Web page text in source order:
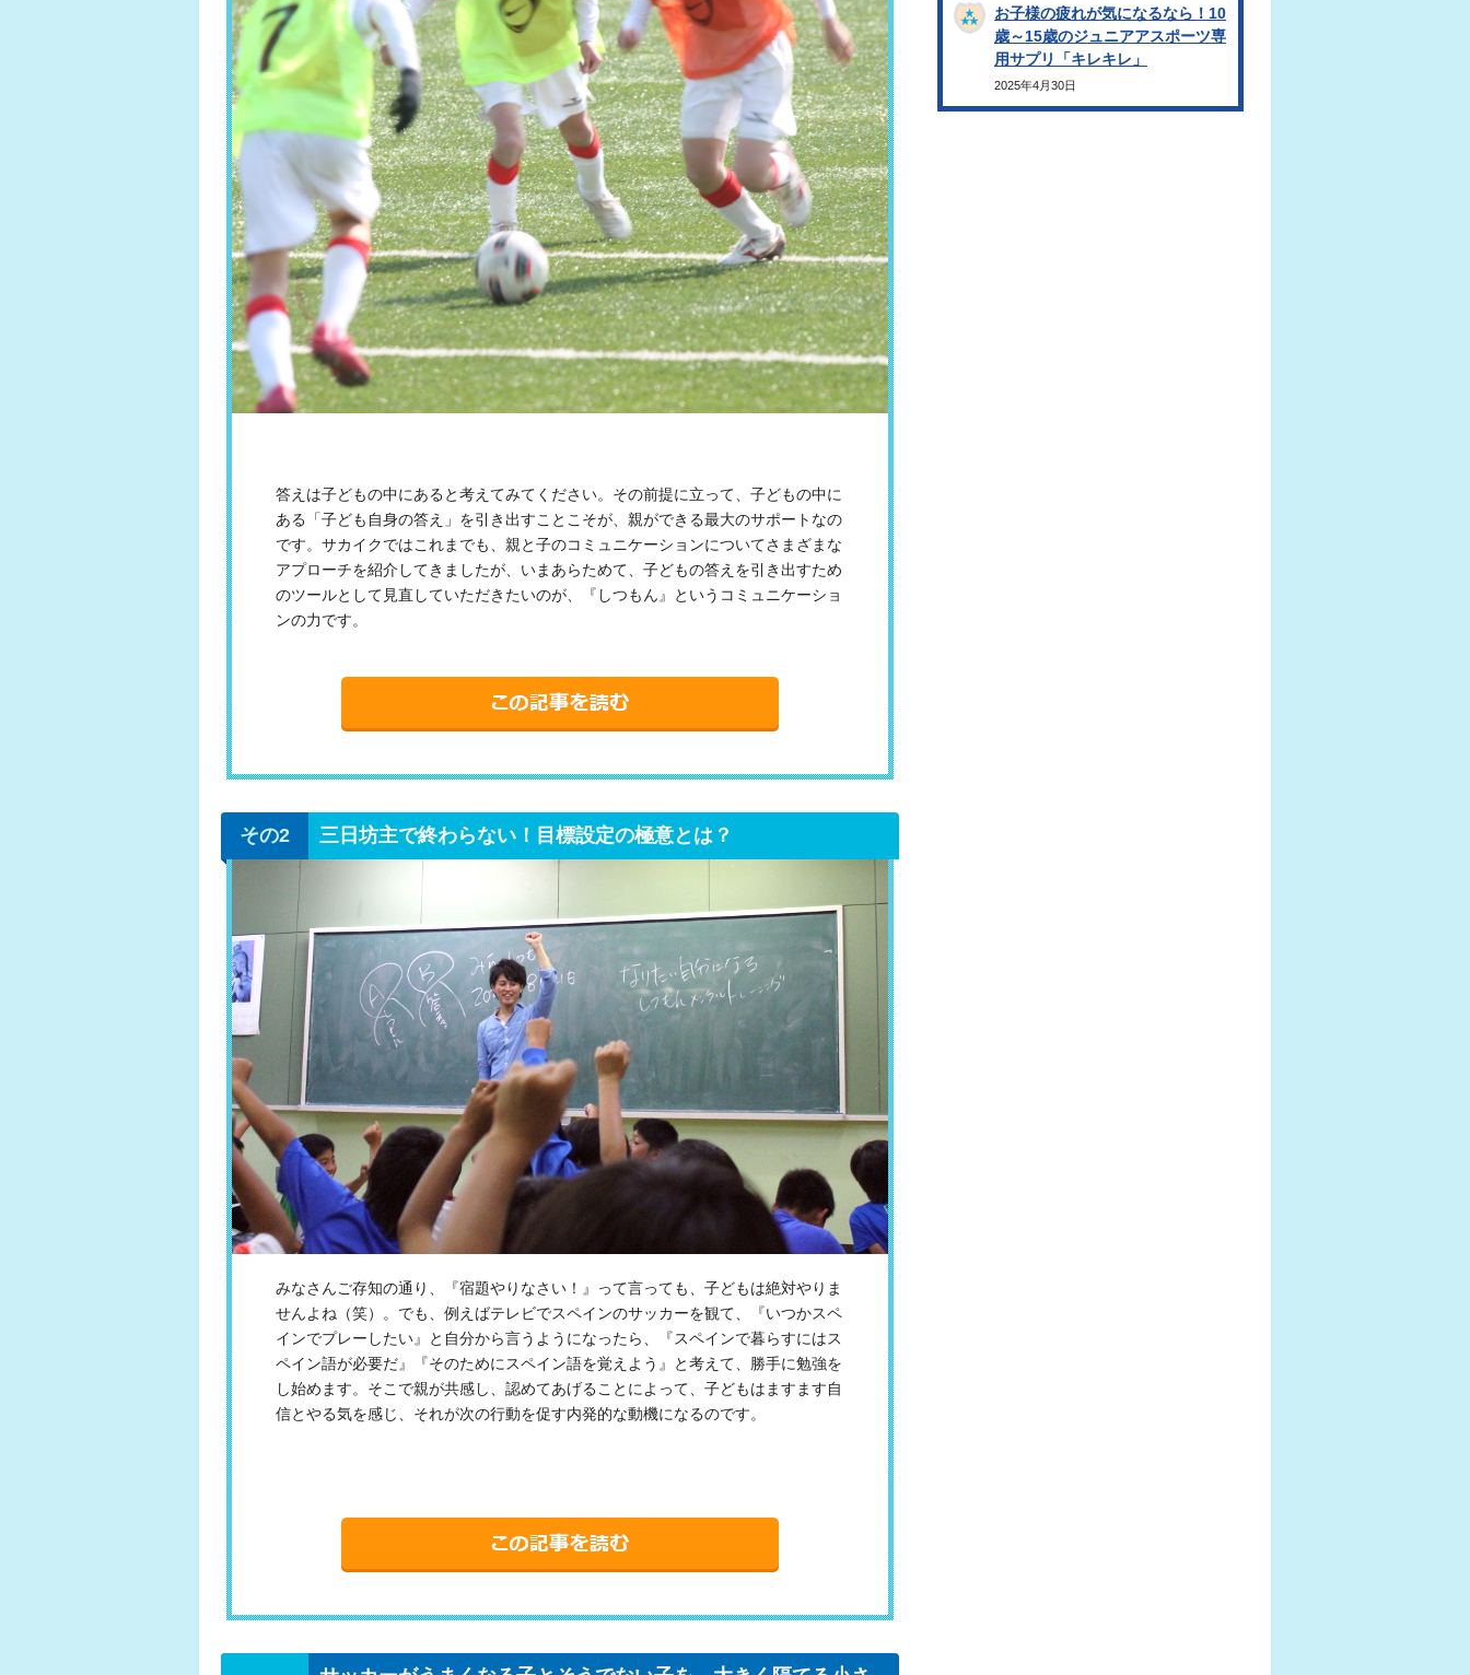
答えは子どもの中にあると考えてみてください。その前提に立って、子どもの中に
ある「子ども自身の答え」を引き出すことこそが、親ができる最大のサポートなの
です。サカイクではこれまでも、親と子のコミュニケーションについてさまざまな
アプローチを紹介してきましたが、いまあらためて、子どもの答えを引き出すため
のツールとして見直していただきたいのが、『しつもん』というコミュニケーショ
ンの力です。
三日坊主で終わらない！目標設定の極意とは？
みなさんご存知の通り、『宿題やりなさい！』って言っても、子どもは絶対やりま
せんよね（笑）。でも、例えばテレビでスペインのサッカーを観て、『いつかスペ
インでプレーしたい』と自分から言うようになったら、『スペインで暮らすにはス
ペイン語が必要だ』『そのためにスペイン語を覚えよう』と考えて、勝手に勉強を
し始めます。そこで親が共感し、認めてあげることによって、子どもはますます自
信とやる気を感じ、それが次の行動を促す内発的な動機になるのです。
お子様の疲れが気になるなら！10
歳～15歳のジュニアアスポーツ専
用サプリ「キレキレ」
2025年4月30日